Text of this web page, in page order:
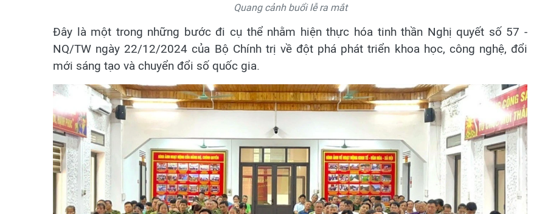
Quang cảnh buổi lễ ra mắt
Đây là một trong những bước đi cụ thể nhằm hiện thực hóa tinh thần Nghị quyết số 57 -
NQ/TW ngày 22/12/2024 của Bộ Chính trị về đột phá phát triển khoa học, công nghệ, đổi
mới sáng tạo và chuyển đổi số quốc gia.